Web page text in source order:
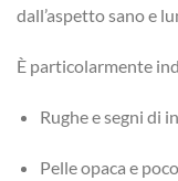
dall’aspetto sano e
È particolarmente
Rughe e segni di
Pelle opaca e